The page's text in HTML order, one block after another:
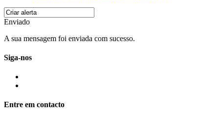
Enviado
A sua mensagem foi enviada com sucesso.
Siga-nos
Entre em contacto